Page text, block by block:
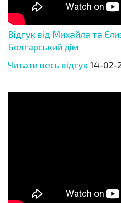
Відгук від Михайла та
Болгарський дім
Читати весь відгук 14-02-